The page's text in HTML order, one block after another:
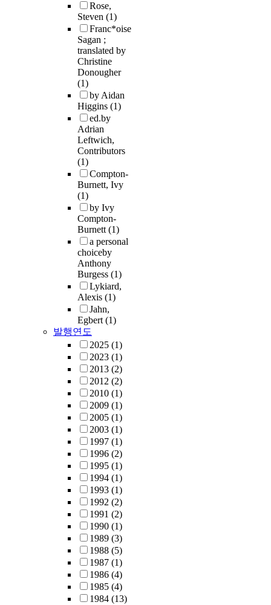
Rose,
Steven (1)
Franc*oise
Sagan ;
translated by
Christine
Donougher
(1)
by Aidan
Higgins (1)
ed.by
Adrian
Leftwich,
Contributors
(1)
Compton-
Burnett, Ivy
(1)
by Ivy
Compton-
Burnett(1)
a personal
choiceby
Anthony
Burgess (1)
Lykiard,
Alexis (1)
Jahn,
Egbert(1)
발행연도
2025 (1)
2023 (1)
2013 (2)
2012 (2)
2010 (1)
2009 (1)
2005 (1)
2003 (1)
1997 (1)
1996 (2)
1995 (1)
1994 (1)
1993 (1)
1992 (2)
1991 (2)
1990 (1)
1989 (3)
1988 (5)
1987 (1)
1986 (4)
1985 (4)
1984 (13)